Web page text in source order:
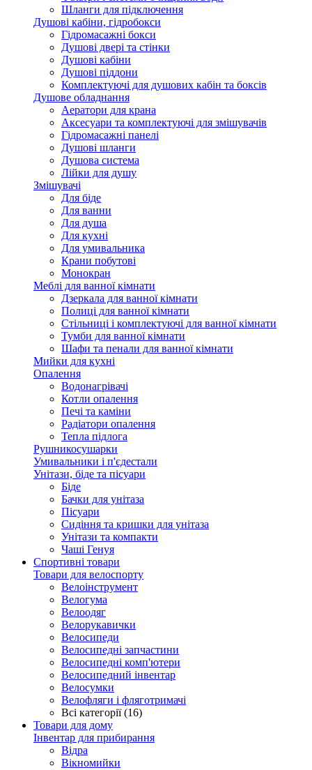
Шланги для підключення
Душові кабіни, гідробокси
Гідромасажні бокси
Душові двері та стінки
Душові кабіни
Душові піддони
Комплектуючі для душових кабін та боксів
Душове обладнання
Аератори для крана
Аксесуари та комплектуючі для змішувачів
Гідромасажні панелі
Душові шланги
Душова система
Лійки для душу
Змішувачі
Для біде
Для ванни
Для душа
Для кухні
Для умивальника
Крани побутові
Монокран
Меблі для ванної кімнати
Дзеркала для ванної кімнати
Полиці для ванної кімнати
Стільниці і комплектуючі для ванної кімнати
Тумби для ванної кімнати
Шафи та пенали для ванної кімнати
Мийки для кухні
Опалення
Водонагрівачі
Котли опалення
Печі та каміни
Радіатори опалення
Тепла підлога
Рушникосушарки
Умивальники і п'єдестали
Унітази, біде та пісуари
Біде
Бачки для унітаза
Пісуари
Сидіння та кришки для унітаза
Унітази та компакти
Чаші Генуя
Спортивні товари
Товари для велоспорту
Велоінструмент
Велогума
Велоодяг
Велорукавички
Велосипеди
Велосипедні запчастини
Велосипедні комп'ютери
Велосипедний інвентар
Велосумки
Велофляги і фляготримачі
Всі категорії (16)
Товари для дому
Інвентар для прибирання
Відра
Вікномийки